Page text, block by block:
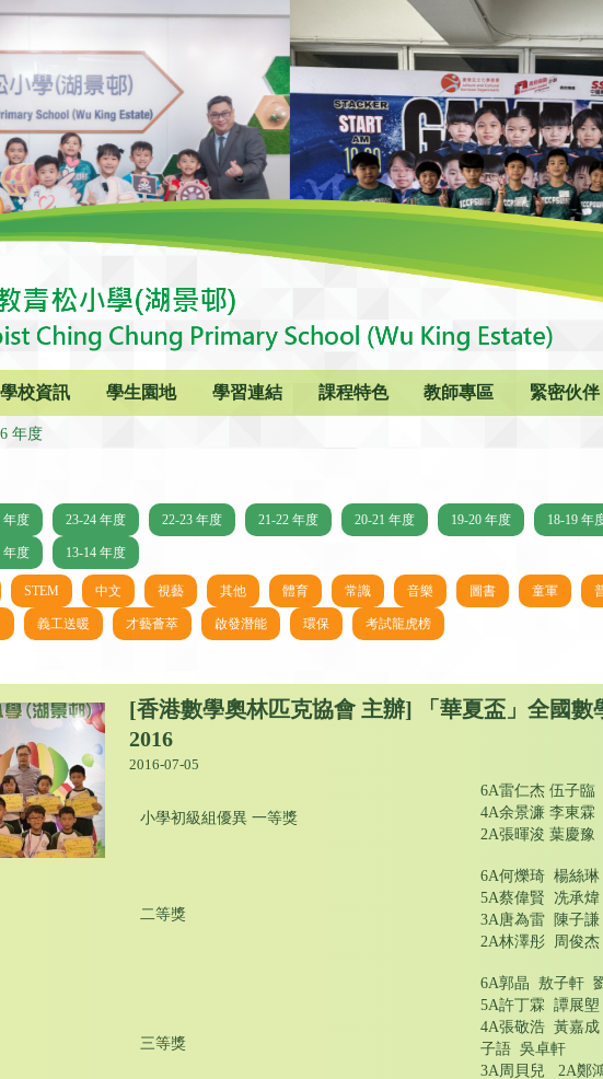
學校資訊 學生園地 學習連結 課程特色 教師專區 緊密伙伴
年度
年度 23-24 年度 22-23 年度 21-22 年度 20-21 年度 19-20 年度 18-19 年
年度 13-14 年度
STEM 中文 視藝 其他 體育 常識 音樂 圖書 童軍
義工送暖 才藝薈萃 啟發潛能 環保 考試龍虎榜
[香港數學奧林匹克協會 主辦] 「華夏盃」全國數
2016
2016-07-05
小學初級組優異 一等獎
6A雷仁杰 伍子
4A余景濂 李東
2A張暉浚 葉慶豫
二等獎
6A何爍琦 楊絲
5A蔡偉賢 冼承
3A唐為雷 陳子
2A林澤彤 周俊
三等獎
6A郭晶 敖子軒
5A許丁霖 譚展
4A張敬浩 黃嘉
子語 吳卓軒
3A周貝兒 2A鄭